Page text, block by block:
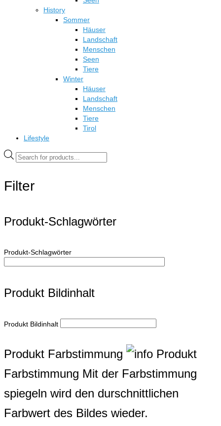
History
Sommer
Häuser
Landschaft
Menschen
Seen
Tiere
Winter
Häuser
Landschaft
Menschen
Tiere
Tirol
Lifestyle
Products
search
Filter
Produkt-Schlagwörter
Produkt-Schlagwörter
Produkt Bildinhalt
Produkt Bildinhalt
Produkt Farbstimmung
Produkt
Farbstimmung Mit der Farbstimmung
spiegeln wird den durschnittlichen
Farbwert des Bildes wieder.